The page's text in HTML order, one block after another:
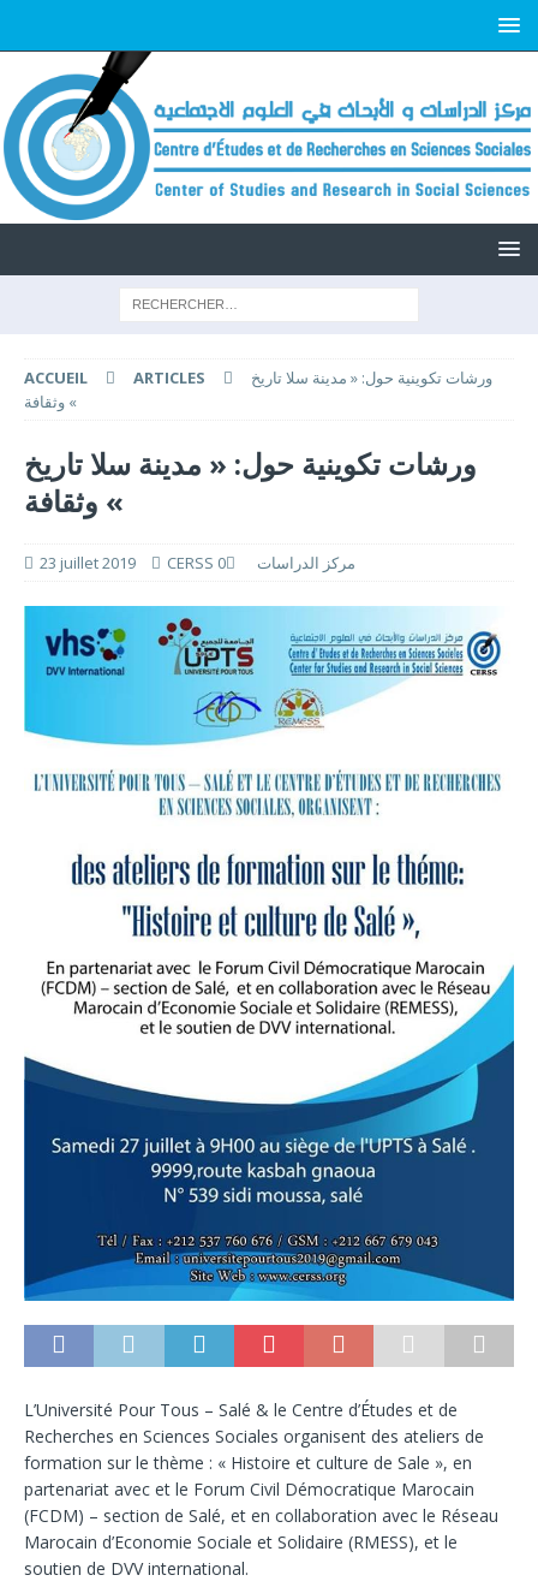
ACCUEIL ARTICLES
ورشات تكوينية حول: « مدينة سلا تاريخ
وثقافة «
ورشات تكوينية حول: « مدينة سلا تاريخ
وثقافة «
23 juillet 2019 CERSS مركز الدراسات 0
L’Université Pour Tous – Salé & le Centre d’Études et de
Recherches en Sciences Sociales organisent des ateliers de
formation sur le thème : « Histoire et culture de Sale », en
partenariat avec et le Forum Civil Démocratique Marocain
(FCDM) – section de Salé, et en collaboration avec le Réseau
Marocain d’Economie Sociale et Solidaire (RMESS), et le
soutien de DVV international.